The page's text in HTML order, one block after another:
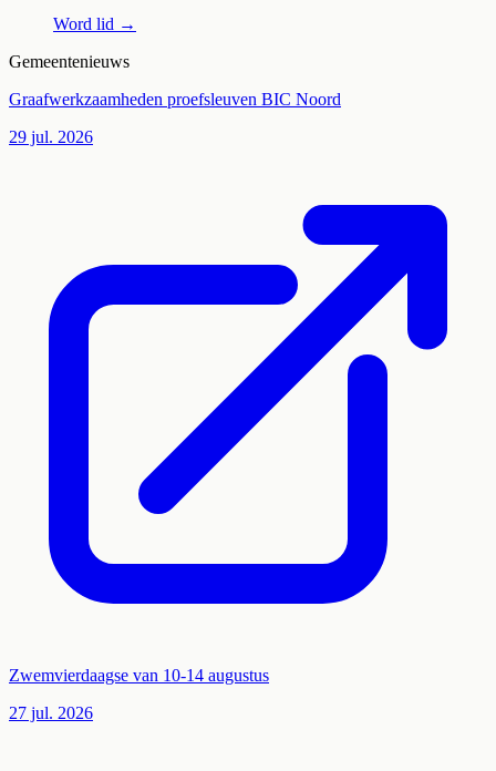
Word lid →
Gemeentenieuws
Graafwerkzaamheden proefsleuven BIC Noord
29 jul. 2026
Zwemvierdaagse van 10-14 augustus
27 jul. 2026